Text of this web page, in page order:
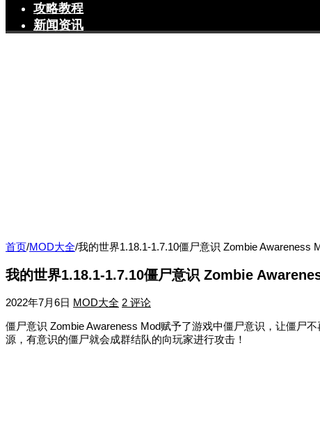
攻略教程
新闻资讯
首页/MOD大全/我的世界1.18.1-1.7.10僵尸意识 Zombie Awareness
我的世界1.18.1-1.7.10僵尸意识 Zombie
2022年7月6日 MOD大全 2 评论
僵尸意识 Zombie Awareness Mod赋予了游戏中僵尸意识，让僵尸
源，有意识的僵尸就会成群结队的向玩家进行攻击！